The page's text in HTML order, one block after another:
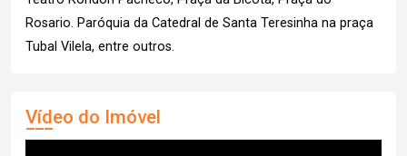
Rosario. Paróquia da Catedral de Santa Teresinha na praça
Tubal Vilela, entre outros.
Vídeo do Imóvel